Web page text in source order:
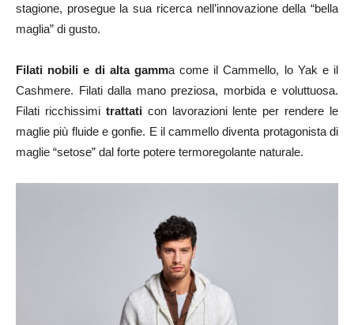
stagione, prosegue la sua ricerca nell’innovazione della “bella
maglia” di gusto.
Filati nobili e di alta gamma come il Cammello, lo Yak e il
Cashmere. Filati dalla mano preziosa, morbida e voluttuosa.
Filati ricchissimi trattaticon lavorazioni lente per rendere le
maglie più fluide e gonfie. E il cammello diventa protagonista di
maglie “setose” dal forte potere termoregolante naturale.